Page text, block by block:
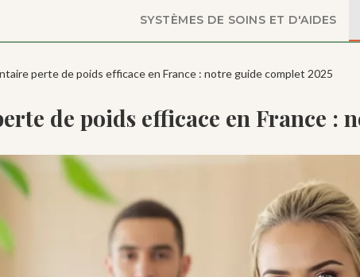
SYSTÈMES DE SOINS ET D'AIDES
perte de poids efficace en France : notre guide complet 2025
de poids efficace en France :